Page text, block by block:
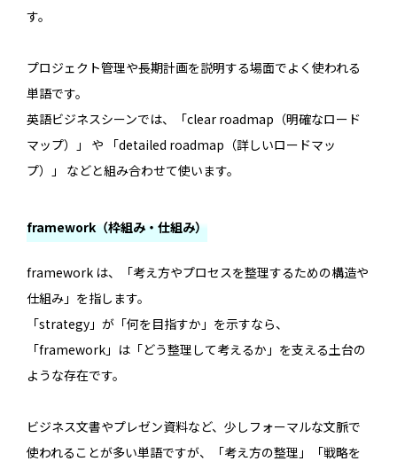
す。
プロジェクト管理や長期計画を説明する場面でよく使われる
単語です。
英語ビジネスシーンでは、「clear roadmap（明確なロード
マップ）」 や 「detailed roadmap（詳しいロードマッ
プ）」 などと組み合わせて使います。
framework（枠組み・仕組み）
framework は、「考え方やプロセスを整理するための構造や
仕組み」を指します。
「strategy」が「何を目指すか」を示すなら、
「framework」は「どう整理して考えるか」を支える土台の
ような存在です。
ビジネス文書やプレゼン資料など、少しフォーマルな文脈で
使われることが多い単語ですが、「考え方の整理」「戦略を